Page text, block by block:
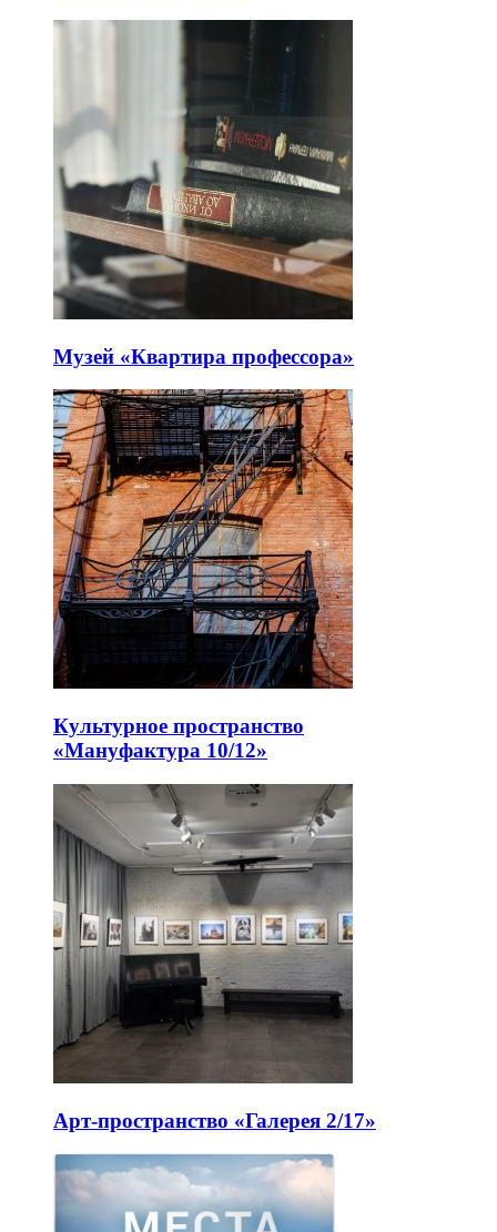
Музей «Квартира профессора»
Культурное пространство
«Мануфактура 10/12»
Арт-пространство «Галерея 2/17»